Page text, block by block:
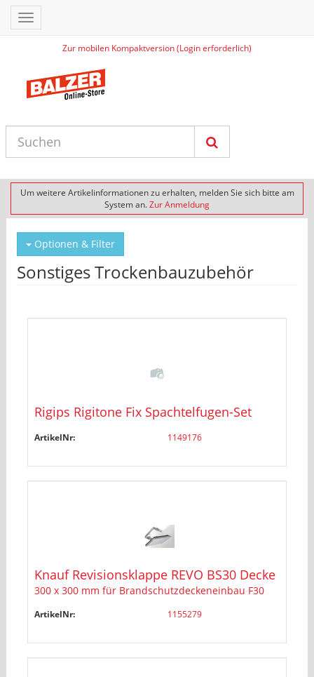
Zur mobilen Kompaktversion (Login erforderlich)
Toggle
navigation
Um weitere Artikelinformationen zu erhalten, melden Sie sich bitte am
System an.Zur Anmeldung
Optionen & Filter
Sonstiges Trockenbauzubehör
Rigips Rigitone Fix Spachtelfugen-Set
ArtikelNr: 1149176
Knauf Revisionsklappe REVO BS30 Decke
300 x 300 mm für Brandschutzdeckeneinbau F30
ArtikelNr: 1155279